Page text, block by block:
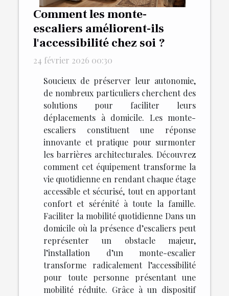
Comment les monte-
escaliers améliorent-ils
l'accessibilité chez soi ?
24 février 2026 00:30
Soucieux de préserver leur autonomie,
de nombreux particuliers cherchent des
solutions pour faciliter leurs
déplacements à domicile. Les monte-
escaliers constituent une réponse
innovante et pratique pour surmonter
les barrières architecturales. Découvrez
comment cet équipement transforme la
vie quotidienne en rendant chaque étage
accessible et sécurisé, tout en apportant
confort et sérénité à toute la famille.
Faciliter la mobilité quotidienne Dans un
domicile où la présence d’escaliers peut
représenter un obstacle majeur,
l’installation d’un monte-escalier
transforme radicalement l’accessibilité
pour toute personne présentant une
mobilité réduite. Grâce à un dispositif